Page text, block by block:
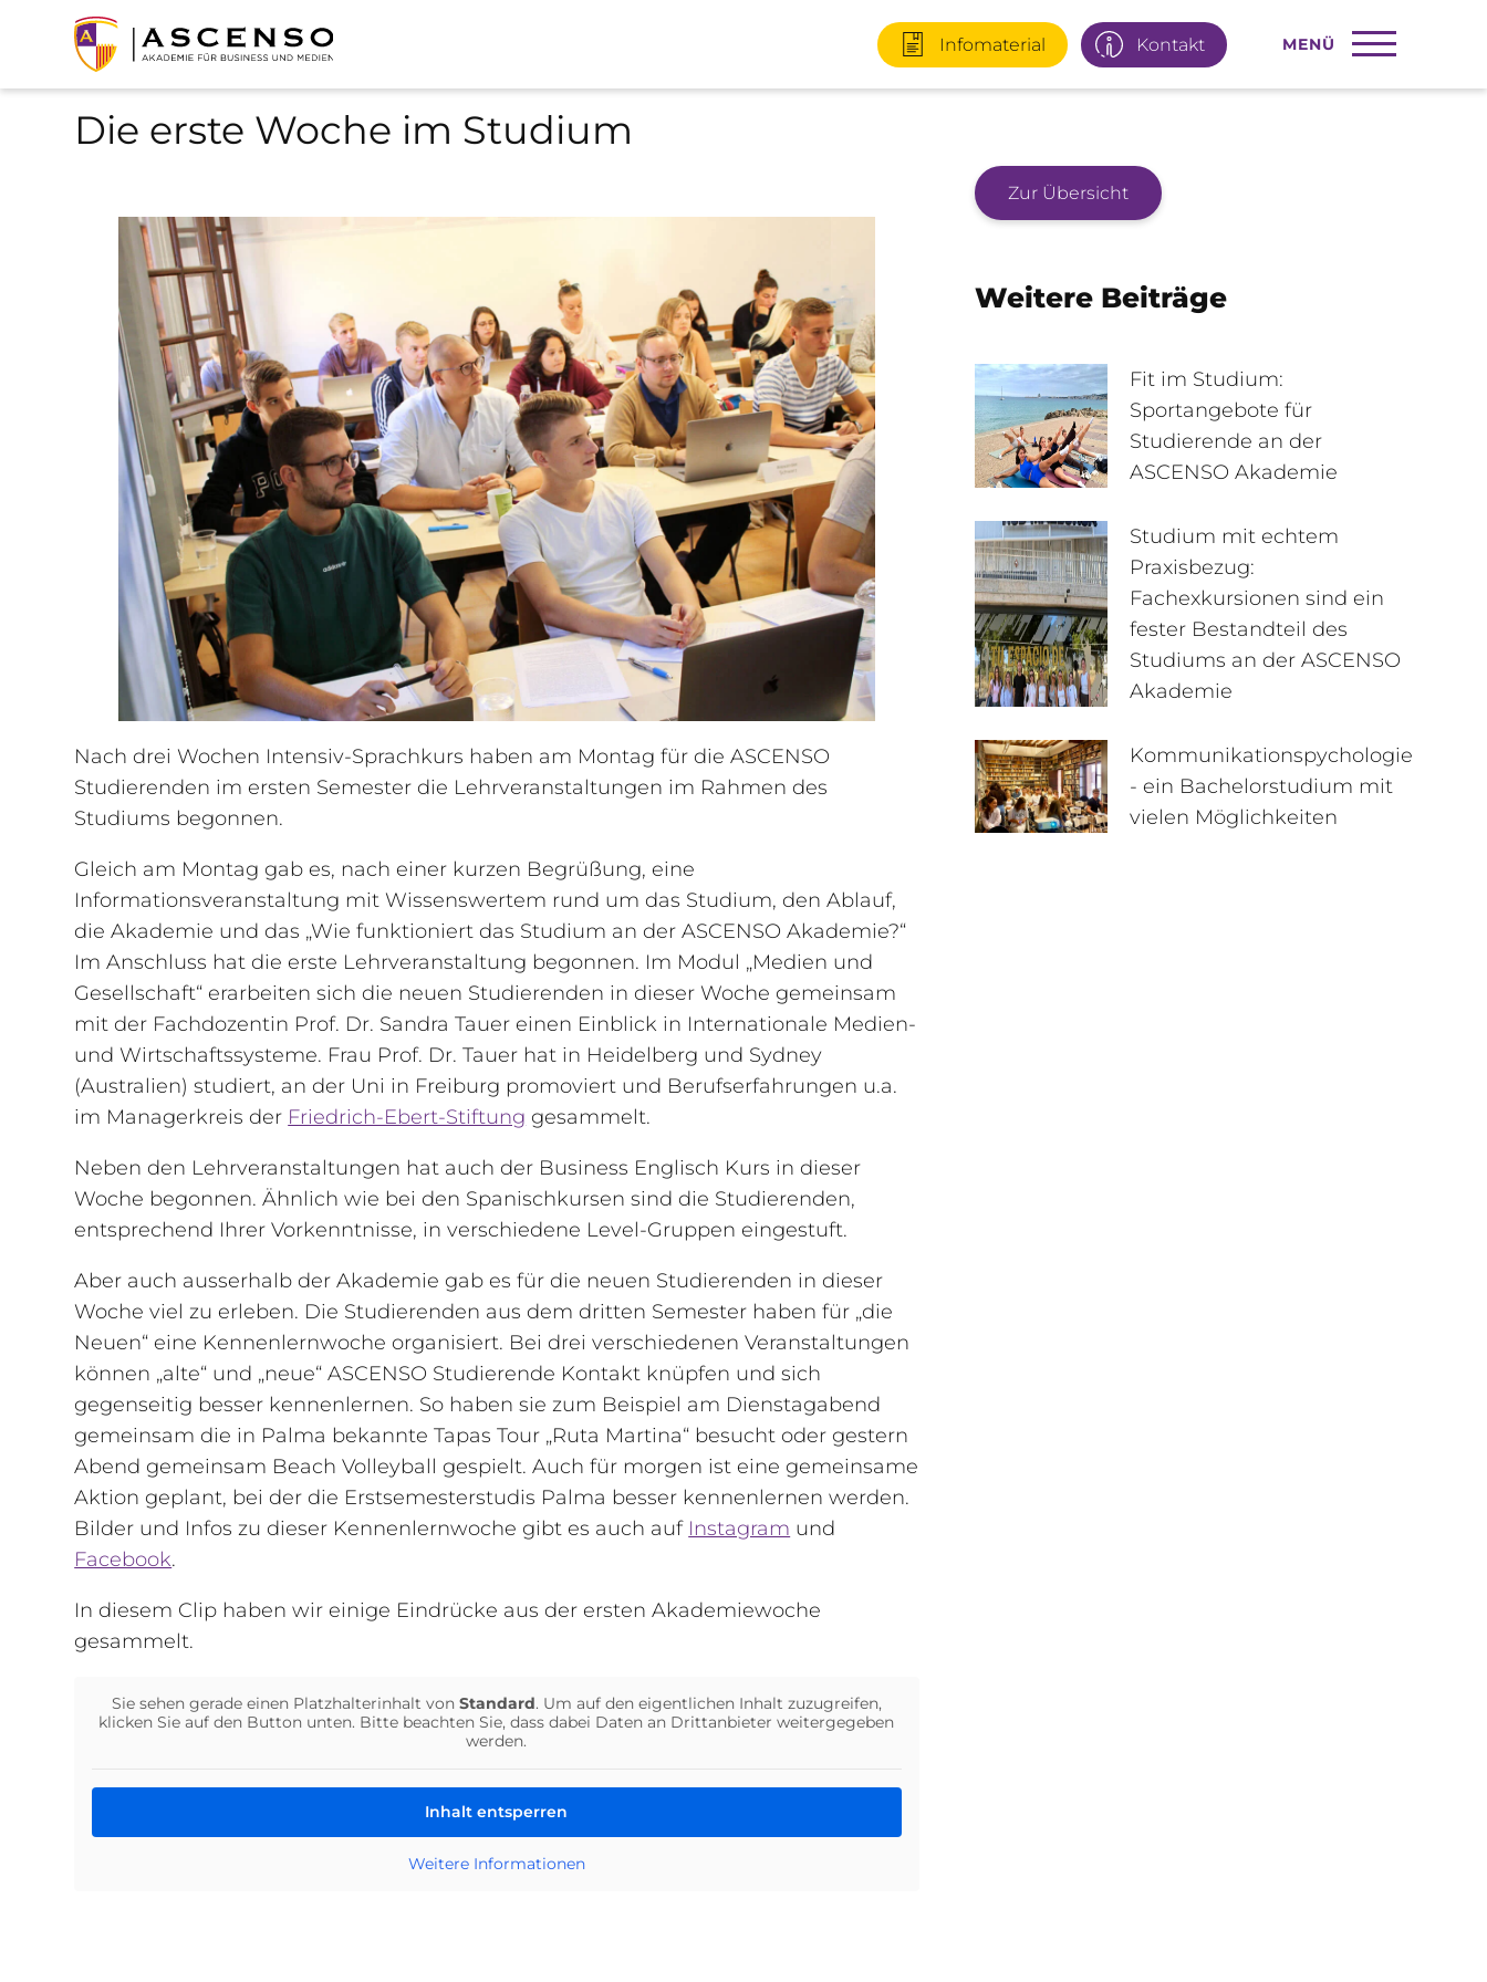
Infomaterial Kontakt MENÜ
Infomaterial
+49 3727 95 92 977 Interner Bereich
Die erste Woche im Studium
Nach drei Wochen Intensiv-Sprachkurs haben am Montag für die ASCENSO
Studierenden im ersten Semester die Lehrveranstaltungen im Rahmen des
Studiums begonnen.
Gleich am Montag gab es, nach einer kurzen Begrüßung, eine
Informationsveranstaltung mit Wissenswertem rund um das Studium, den Ablauf,
die Akademie und das „Wie funktioniert das Studium an der ASCENSO Akademie?“
Im Anschluss hat die erste Lehrveranstaltung begonnen. Im Modul „Medien und
Gesellschaft“ erarbeiten sich die neuen Studierenden in dieser Woche gemeinsam
mit der Fachdozentin Prof. Dr. Sandra Tauer einen Einblick in Internationale Medien-
und Wirtschaftssysteme. Frau Prof. Dr. Tauer hat in Heidelberg und Sydney
(Australien) studiert, an der Uni in Freiburg promoviert und Berufserfahrungen u.a.
im Managerkreis der Friedrich-Ebert-Stiftung gesammelt.
Neben den Lehrveranstaltungen hat auch der Business Englisch Kurs in dieser
Woche begonnen. Ähnlich wie bei den Spanischkursen sind die Studierenden,
entsprechend Ihrer Vorkenntnisse, in verschiedene Level-Gruppen eingestuft.
Aber auch ausserhalb der Akademie gab es für die neuen Studierenden in dieser
Woche viel zu erleben. Die Studierenden aus dem dritten Semester haben für „die
Neuen“ eine Kennenlernwoche organisiert. Bei drei verschiedenen Veranstaltungen
können „alte“ und „neue“ ASCENSO Studierende Kontakt knüpfen und sich
gegenseitig besser kennenlernen. So haben sie zum Beispiel am Dienstagabend
gemeinsam die in Palma bekannte Tapas Tour „Ruta Martina“ besucht oder gestern
Abend gemeinsam Beach Volleyball gespielt. Auch für morgen ist eine gemeinsame
Aktion geplant, bei der die Erstsemesterstudis Palma besser kennenlernen werden.
Bilder und Infos zu dieser Kennenlernwoche gibt es auch auf Instagram und
Facebook.
In diesem Clip haben wir einige Eindrücke aus der ersten Akademiewoche
gesammelt.
Sie sehen gerade einen Platzhalterinhalt von Standard. Um auf den eigentlichen Inhalt zuzugreifen,
klicken Sie auf den Button unten. Bitte beachten Sie, dass dabei Daten an Drittanbieter weitergegeben
werden.
Inhalt entsperren
Weitere Informationen
Zur Übersicht
Weitere Beiträge
Fit im Studium:
Sportangebote für
Studierende an der
ASCENSO Akademie
Studium mit echtem
Praxisbezug:
Fachexkursionen sind ein
fester Bestandteil des
Studiums an der ASCENSO
Akademie
Kommunikationspychologie
- ein Bachelorstudium mit
vielen Möglichkeiten